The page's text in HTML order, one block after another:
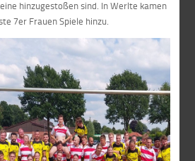
hinzugestoßen sind. In Werlte kamen
7er Frauen Spiele hinzu.